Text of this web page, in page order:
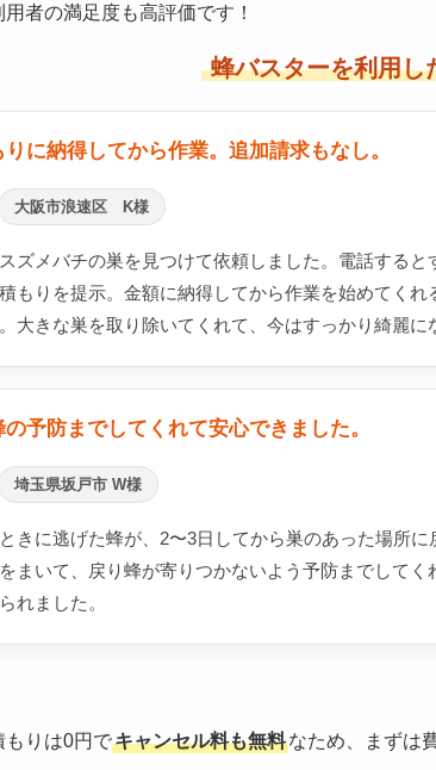
者の満足度も高評価です！
蜂バスターを利用し
りに納得してから作業。追加請求もなし。
大阪市浪速区 K様
ズメバチの巣を見つけて依頼しました。電話する
もりを提示。金額に納得してから作業を始めてく
大きな巣を取り除いてくれて、今はすっかり綺麗に
の予防までしてくれて安心できました。
埼玉県坂戸市 W様
きに逃げた蜂が、2〜3日してから巣のあった場所
まいて、戻り蜂が寄りつかないよう予防までして
れました。
もりは0円でキャンセル料も無料なため、まずは